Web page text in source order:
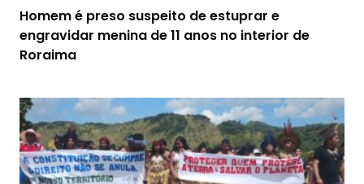
Homem é preso suspeito de estuprar e
engravidar menina de 11 anos no interior de
Roraima